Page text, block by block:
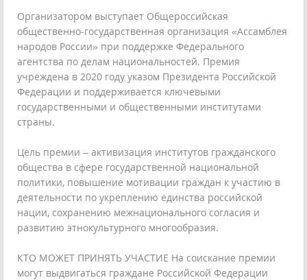
Организатором выступает Общероссийская
общественно-государственная организация «Ассамблея
народов России» при поддержке Федерального
агентства по делам национальностей. Премия
учреждена в 2020 году указом Президента Российской
Федерации и поддерживается ключевыми
государственными и общественными институтами
страны.
Цель премии – активизация институтов гражданского
общества в сфере государственной национальной
политики, повышение мотивации граждан к участию в
деятельности по укреплению единства российской
нации, сохранению межнационального согласия и
развитию этнокультурного многообразия.
КТО МОЖЕТ ПРИНЯТЬ УЧАСТИЕ На соискание премии
могут выдвигаться граждане Российской Федерации